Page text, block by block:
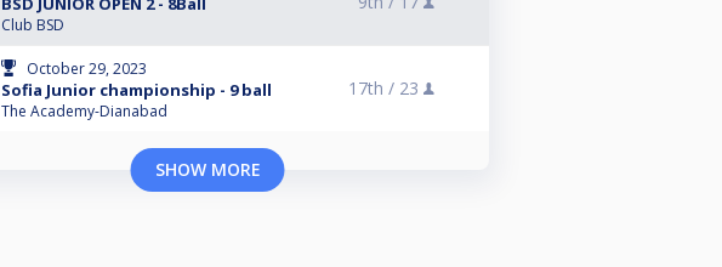
Club BSD
October 29, 2023
Sofia Junior championship - 9 ball
The Academy-Dianabad
17th / 23
SHOW MORE